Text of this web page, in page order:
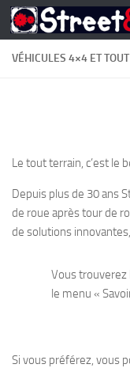
Skip to content
VÉHICULES 4×4 ET
Le tout terrain, c’est le
Depuis plus de 30 ans
de roue après tour de
de solutions
Vous
le menu «
Si vous préférez, vous